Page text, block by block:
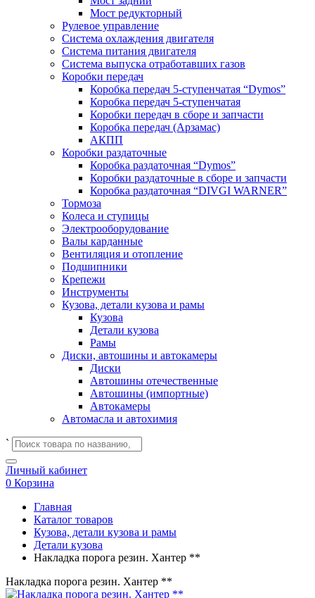
Мост редукторный
Рулевое управление
Система охлаждения двигателя
Система питания двигателя
Система выпуска отработавших газов
Коробки передач
Коробка передач 5-ступенчатая “Dymos”
Коробка передач 5-ступенчатая
Коробки передач в сборе и запчасти
Коробка передач (Арзамас)
АКПП
Коробки раздаточные
Коробка раздаточная “Dymos”
Коробки раздаточные в сборе и запчасти
Коробка раздаточная “DIVGI WARNER”
Тормоза
Колеса и ступицы
Электрооборудование
Валы карданные
Вентиляция и отопление
Подшипники
Крепежи
Инструменты
Кузова, детали кузова и рамы
Кузова
Детали кузова
Рамы
Диски, автошины и автокамеры
Диски
Автошины отечественные
Автошины (импортные)
Автокамеры
Автомасла и автохимия
`
Личный кабинет
0 Корзина
Главная
Каталог товаров
Кузова, детали кузова и рамы
Детали кузова
Накладка порога резин. Хантер **
Накладка порога резин. Хантер **